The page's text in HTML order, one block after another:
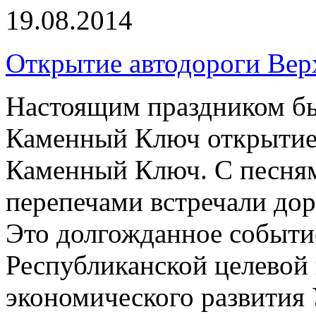
19.08.2014
Открытие автодороги
Настоящим праздником
Каменный Ключ
Каменный Ключ. С
перепечами встречали
Это долгожданное
Республиканской
экономического